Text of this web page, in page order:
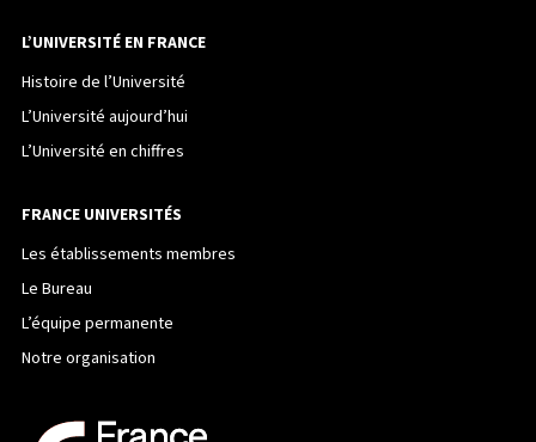
L’UNIVERSITÉ EN FRANCE
Histoire de l’Université
L’Université aujourd’hui
L’Université en chiffres
FRANCE UNIVERSITÉS
Les établissements membres
Le Bureau
L’équipe permanente
Notre organisation